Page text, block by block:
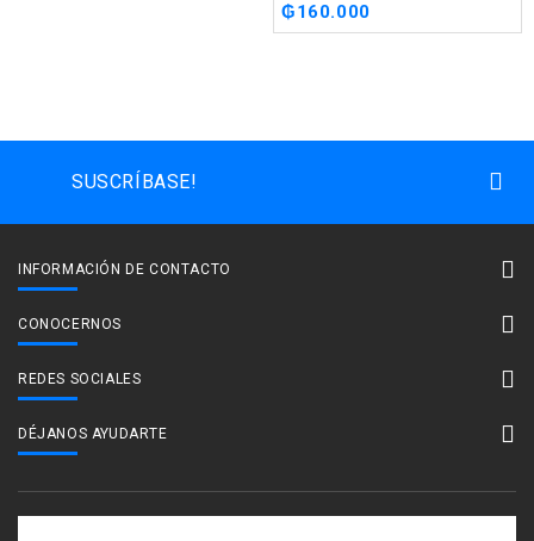
₲160.000
SUSCRÍBASE!
INFORMACIÓN DE CONTACTO
CONOCERNOS
REDES SOCIALES
DÉJANOS AYUDARTE